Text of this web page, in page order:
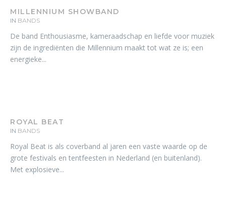
MILLENNIUM SHOWBAND
IN BANDS
De band Enthousiasme, kameraadschap en liefde voor muziek
zijn de ingrediënten die Millennium maakt tot wat ze is; een
energieke...
ROYAL BEAT
IN BANDS
Royal Beat is als coverband al jaren een vaste waarde op de
grote festivals en tentfeesten in Nederland (en buitenland).
Met explosieve...